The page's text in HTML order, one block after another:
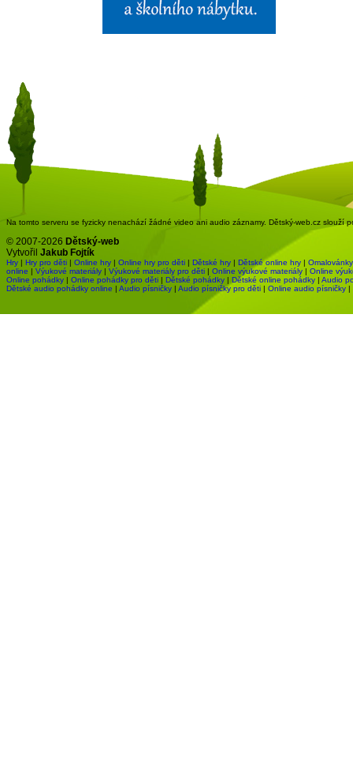
Na tomto serveru se fyzicky nenachází žádné video ani audio záznamy. Dětský-web.cz slouží
© 2007-2026 Dětský-web
Vytvořil Jakub Fojtík
Hry | Hry pro děti | Online hry | Online hry pro děti | Dětské hry | Dětské online hry | Omalovánky
online | Výukové materiály | Výukové materiály pro děti | Online výukové materiály | Online
Online pohádky | Online pohádky pro děti | Dětské pohádky | Dětské online pohádky | Audio
Dětské audio pohádky online | Audio písničky | Audio písničky pro děti | Online audio písničky |